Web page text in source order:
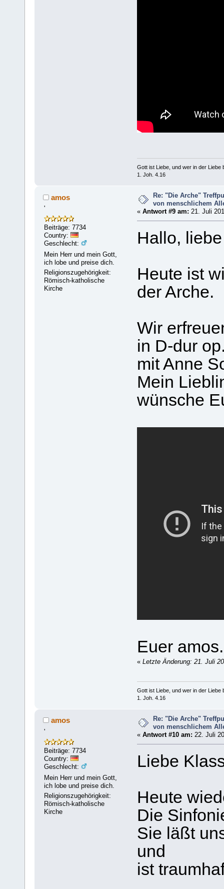
Gott ist Liebe, und wer in der Liebe
1. Joh. 4.16
amos
'
Beiträge: 7734
Country:
Geschlecht:
Mein Herr und mein Gott,
ich lobe und preise dich.
Religionszugehörigkeit:
Römisch-katholische
Kirche
Re: "Die Arche"
von menschlichem
« Antwort #9 am: 21. Juli
Hallo,
Heute ist
der Arche.
Wir
in D-dur
mit Anne
Mein
wünsche
Euer amos.
« Letzte Änderung: 21. Juli
Gott ist Liebe, und wer in der Liebe
1. Joh. 4.16
amos
'
Beiträge: 7734
Country:
Geschlecht:
Mein Herr und mein Gott,
ich lobe und preise dich.
Religionszugehörigkeit:
Römisch-katholische
Kirche
Re: "Die Arche"
von menschlichem
« Antwort #10 am: 22. Juli
Liebe
Heute
Die
Sie läßt
und
ist